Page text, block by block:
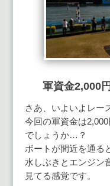
軍資金2,000
さあ、いよいよレー
今回の軍資金は
でしょうか…？
ボートが間近を通る
水しぶきとエンジン
見てる感覚です。